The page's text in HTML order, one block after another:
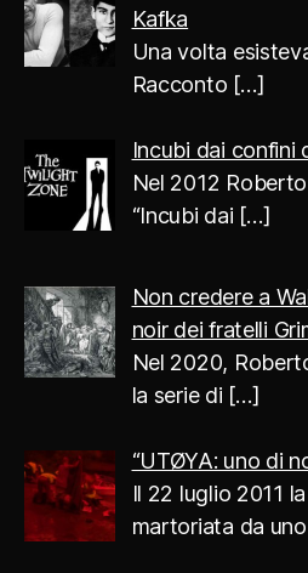
Kafka
Una volta
Racconto […]
Incubi dai confini
Nel 2012
“Incubi dai […]
Non credere a
noir dei fratelli
Nel 2020,
la serie di […]
“UTØYA: uno di
Il 22 luglio 2011
martoriata da uno